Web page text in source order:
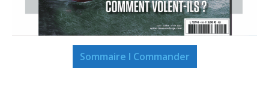
Sommaire I Commander